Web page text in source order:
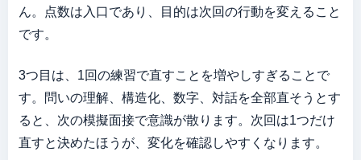
ん。点数は入口であり、目的は次回の行動を変えること
です。
3つ目は、1回の練習で直すことを増やしすぎることで
す。問いの理解、構造化、数字、対話を全部直そうとす
ると、次の模擬面接で意識が散ります。次回は1つだけ
直すと決めたほうが、変化を確認しやすくなります。